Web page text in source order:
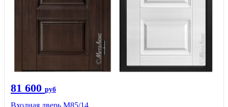
81 600 руб